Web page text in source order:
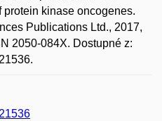
kinase oncogenes.
Publications Ltd., 2017,
2050-084X. Dostupné z: